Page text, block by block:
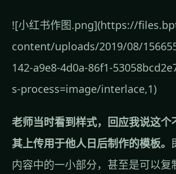
![小红书作图.png](https://
content/uploads/2019/08/
142-a9e8-4d0a-86f1-
s-process=image/interlace,1)
老师当时看到样式，回应我说这个
其上传用于他人日后制作的模板。
内容中的一小部分，甚至是可以复